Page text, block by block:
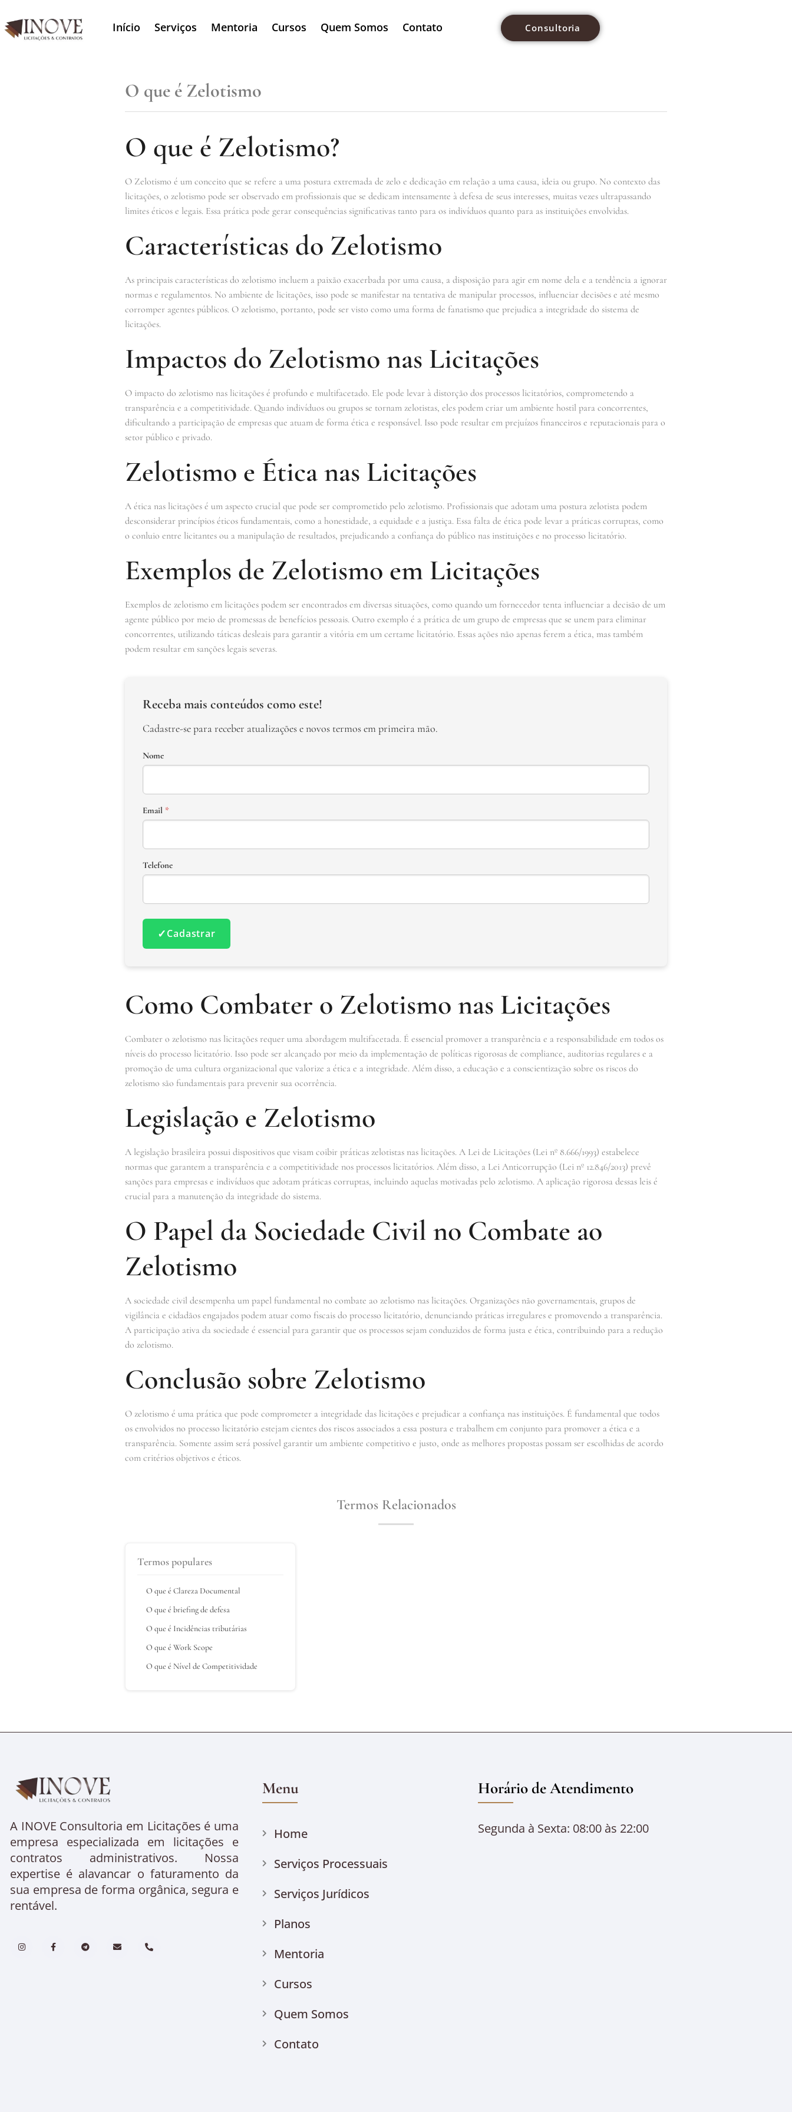
Início Serviços Mentoria Cursos Quem Somos Contato Consultoria
O que é Zelotismo
O que é Zelotismo?
O Zelotismo é um conceito que se refere a uma postura extremada de zelo e dedicação em relação a uma causa, ideia ou grupo. No contexto das
licitações, o zelotismo pode ser observado em profissionais que se dedicam intensamente à defesa de seus interesses, muitas vezes ultrapassando
limites éticos e legais. Essa prática pode gerar consequências significativas tanto para os indivíduos quanto para as instituições envolvidas.
Características do Zelotismo
As principais características do zelotismo incluem a paixão exacerbada por uma causa, a disposição para agir em nome dela e a tendência a ignorar
normas e regulamentos. No ambiente de licitações, isso pode se manifestar na tentativa de manipular processos, influenciar decisões e até mesmo
corromper agentes públicos. O zelotismo, portanto, pode ser visto como uma forma de fanatismo que prejudica a integridade do sistema de
licitações.
Impactos do Zelotismo nas Licitações
O impacto do zelotismo nas licitações é profundo e multifacetado. Ele pode levar à distorção dos processos licitatórios, comprometendo a
transparência e a competitividade. Quando indivíduos ou grupos se tornam zelotistas, eles podem criar um ambiente hostil para concorrentes,
dificultando a participação de empresas que atuam de forma ética e responsável. Isso pode resultar em prejuízos financeiros e reputacionais para o
setor público e privado.
Zelotismo e Ética nas Licitações
A ética nas licitações é um aspecto crucial que pode ser comprometido pelo zelotismo. Profissionais que adotam uma postura zelotista podem
desconsiderar princípios éticos fundamentais, como a honestidade, a equidade e a justiça. Essa falta de ética pode levar a práticas corruptas, como
o conluio entre licitantes ou a manipulação de resultados, prejudicando a confiança do público nas instituições e no processo licitatório.
Exemplos de Zelotismo em Licitações
Exemplos de zelotismo em licitações podem ser encontrados em diversas situações, como quando um fornecedor tenta influenciar a decisão de um
agente público por meio de promessas de benefícios pessoais. Outro exemplo é a prática de um grupo de empresas que se unem para eliminar
concorrentes, utilizando táticas desleais para garantir a vitória em um certame licitatório. Essas ações não apenas ferem a ética, mas também
podem resultar em sanções legais severas.
Receba mais conteúdos como este!
Cadastre-se para receber atualizações e novos termos em primeira mão.
Nome
Email *
Telefone
✓Cadastrar
Como Combater o Zelotismo nas Licitações
Combater o zelotismo nas licitações requer uma abordagem multifacetada. É essencial promover a transparência e a responsabilidade em todos os
níveis do processo licitatório. Isso pode ser alcançado por meio da implementação de políticas rigorosas de compliance, auditorias regulares e a
promoção de uma cultura organizacional que valorize a ética e a integridade. Além disso, a educação e a conscientização sobre os riscos do
zelotismo são fundamentais para prevenir sua ocorrência.
Legislação e Zelotismo
A legislação brasileira possui dispositivos que visam coibir práticas zelotistas nas licitações. A Lei de Licitações (Lei nº 8.666/1993) estabelece
normas que garantem a transparência e a competitividade nos processos licitatórios. Além disso, a Lei Anticorrupção (Lei nº 12.846/2013) prevê
sanções para empresas e indivíduos que adotam práticas corruptas, incluindo aquelas motivadas pelo zelotismo. A aplicação rigorosa dessas leis é
crucial para a manutenção da integridade do sistema.
O Papel da Sociedade Civil no Combate ao
Zelotismo
A sociedade civil desempenha um papel fundamental no combate ao zelotismo nas licitações. Organizações não governamentais, grupos de
vigilância e cidadãos engajados podem atuar como fiscais do processo licitatório, denunciando práticas irregulares e promovendo a transparência.
A participação ativa da sociedade é essencial para garantir que os processos sejam conduzidos de forma justa e ética, contribuindo para a redução
do zelotismo.
Conclusão sobre Zelotismo
O zelotismo é uma prática que pode comprometer a integridade das licitações e prejudicar a confiança nas instituições. É fundamental que todos
os envolvidos no processo licitatório estejam cientes dos riscos associados a essa postura e trabalhem em conjunto para promover a ética e a
transparência. Somente assim será possível garantir um ambiente competitivo e justo, onde as melhores propostas possam ser escolhidas de acordo
com critérios objetivos e éticos.
Termos Relacionados
Termos populares
O que é Clareza Documental
O que é briefing de defesa
O que é Incidências tributárias
O que é Work Scope
O que é Nível de Competitividade
A INOVE Consultoria em Licitações é uma
empresa especializada em licitações e
contratos administrativos. Nossa
expertise é alavancar o faturamento da
sua empresa de forma orgânica, segura e
rentável.
Menu
Home
Serviços Processuais
Serviços Jurídicos
Planos
Mentoria
Cursos
Quem Somos
Contato
Horário de Atendimento
Segunda à Sexta: 08:00 às 22:00